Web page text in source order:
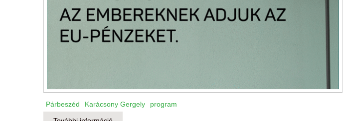
Párbeszéd Karácsony Gergely program